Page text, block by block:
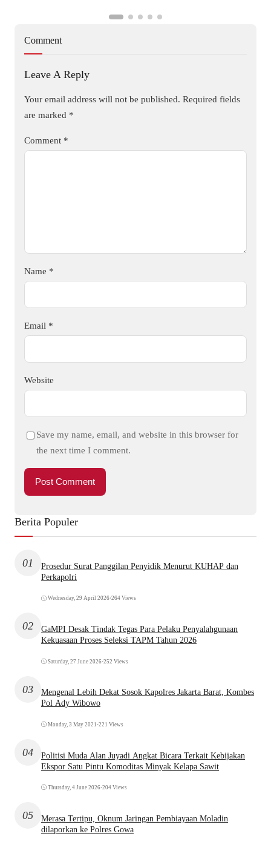
Comment
Leave A Reply
Your email address will not be published. Required fields
are marked *
Comment *
Name *
Email *
Website
Save my name, email, and website in this browser for
the next time I comment.
Berita Populer
01
Prosedur Surat Panggilan Penyidik Menurut KUHAP dan
Perkapolri
Wednesday, 29 April 2026•264 Views
02
GaMPI Desak Tindak Tegas Para Pelaku Penyalahgunaan
Kekuasaan Proses Seleksi TAPM Tahun 2026
Saturday, 27 June 2026•252 Views
03
Mengenal Lebih Dekat Sosok Kapolres Jakarta Barat, Kombes
Pol Ady Wibowo
Monday, 3 May 2021 •221 Views
04
Politisi Muda Alan Juyadi Angkat Bicara Terkait Kebijakan
Ekspor Satu Pintu Komoditas Minyak Kelapa Sawit
Thursday, 4 June 2026•204 Views
05
Merasa Tertipu, Oknum Jaringan Pembiayaan Moladin
dilaporkan ke Polres Gowa